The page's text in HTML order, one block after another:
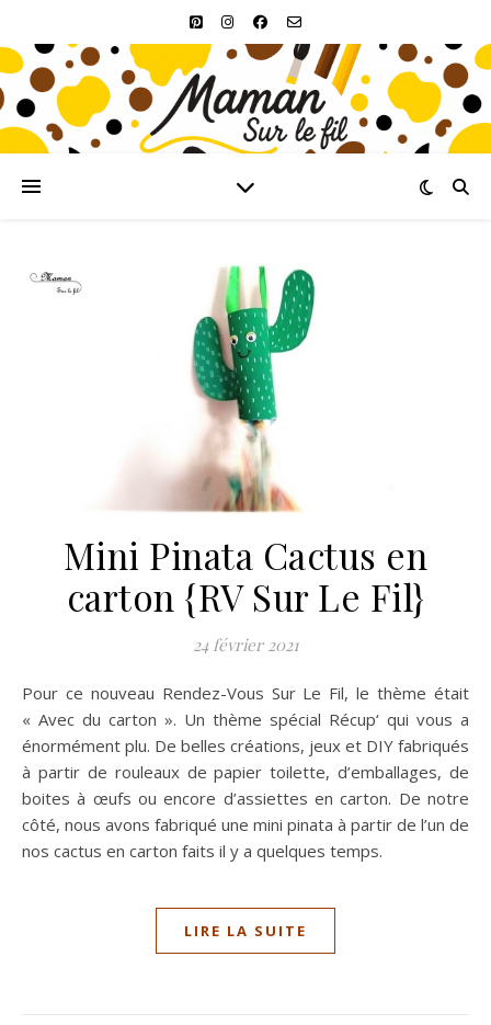
Mini Pinata Cactus en
carton {RV Sur Le Fil}
24 février 2021
Pour ce nouveau Rendez-Vous Sur Le Fil, le thème était
« Avec du carton ». Un thème spécial Récup‘ qui vous a
énormément plu. De belles créations, jeux et DIY fabriqués
à partir de rouleaux de papier toilette, d’emballages, de
boites à œufs ou encore d’assiettes en carton. De notre
côté, nous avons fabriqué une mini pinata à partir de l’un de
nos cactus en carton faits il y a quelques temps.
LIRE LA SUITE